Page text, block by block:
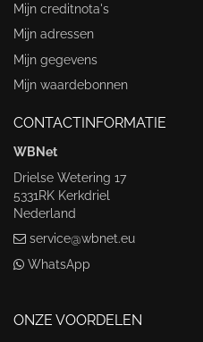
Mijn creditnota's
Mijn adressen
Mijn gegevens
Mijn waardebonnen
CONTACTINFORMATIE
WBNet
Drielse Wetering 17
5331RK Kerkdriel
Nederland
service@wbnet.eu
WhatsApp
ONZE VOORDELEN